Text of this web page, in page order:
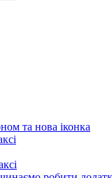
та нова іконка